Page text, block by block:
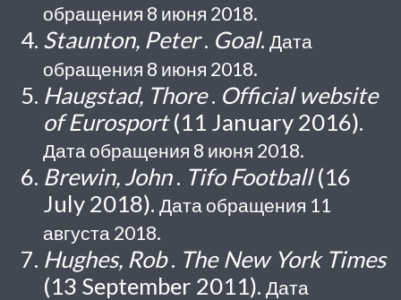
обращения 8 июня 2018.
Staunton, Peter. Goal. Дата
обращения 8 июня 2018.
Haugstad, Thore. Official website
of Eurosport(11 January 2016).
Дата обращения 8 июня 2018.
Brewin, John. Tifo Football(16
July 2018). Дата обращения 11
августа 2018.
Hughes, Rob. The New York Times
(13 September 2011). Дата